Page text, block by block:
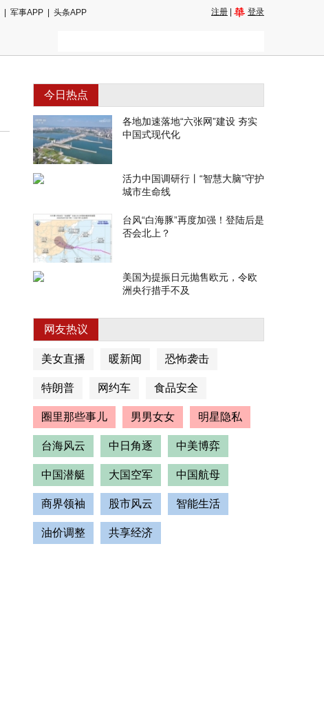
军事APP 头条APP 注册 登录
今日热点
各地加速落地“六张网”建设 夯实
中国式现代化
活力中国调研行丨“智慧大脑”守护
城市生命线
台风“白海豚”再度加强！登陆后是
否会北上？
美国为提振日元抛售欧元，令欧
洲央行措手不及
网友热议
美女直播 暖新闻 恐怖袭击
特朗普 网约车 食品安全
圈里那些事儿 男男女女 明星隐私
台海风云 中日角逐 中美博弈
中国潜艇 大国空军 中国航母
商界领袖 股市风云 智能生活
油价调整 共享经济